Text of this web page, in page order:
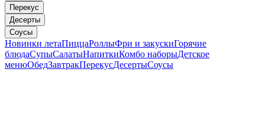
Перекус
Десерты
Соусы
Новинки летаПиццаРоллыФри и закускиГорячие
блюдаСупыСалатыНапиткиКомбо наборыДетское
менюОбедЗавтракПерекусДесертыСоусы